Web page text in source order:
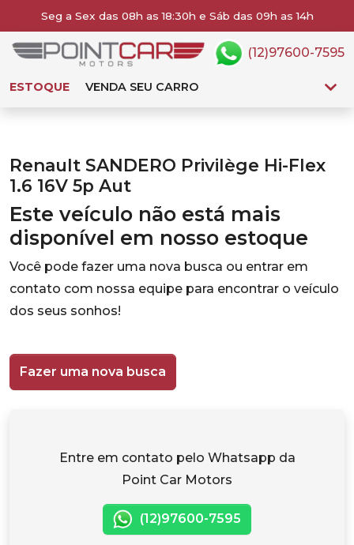
Seg a Sex das 08h as 18:30h e Sáb das 09h as 14h
ESTOQUE VENDA SEU CARRO
(12)97600-7595
Renault SANDERO Privilège Hi-Flex
1.6 16V 5p Aut
Este veículo não está mais
disponível em nosso estoque
Você pode fazer uma nova busca ou entrar em
contato com nossa equipe para encontrar o veículo
dos seus sonhos!
Fazer uma nova busca
Entre em contato pelo Whatsapp da
Point Car Motors
(12)97600-7595